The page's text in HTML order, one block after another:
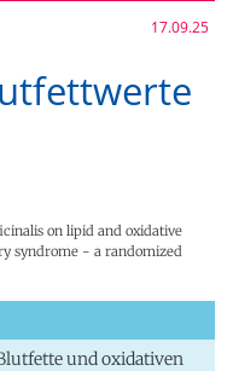
17.09.25
on lipid and oxidative
syndrome - a randomized
und oxidativen